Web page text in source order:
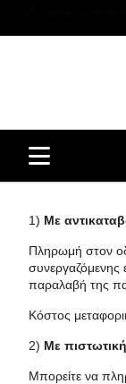
1) Με
Πληρωμή στον
συνεργαζόμενης
παραλαβή της
Kόστος
2) Με
Μπορείτε να